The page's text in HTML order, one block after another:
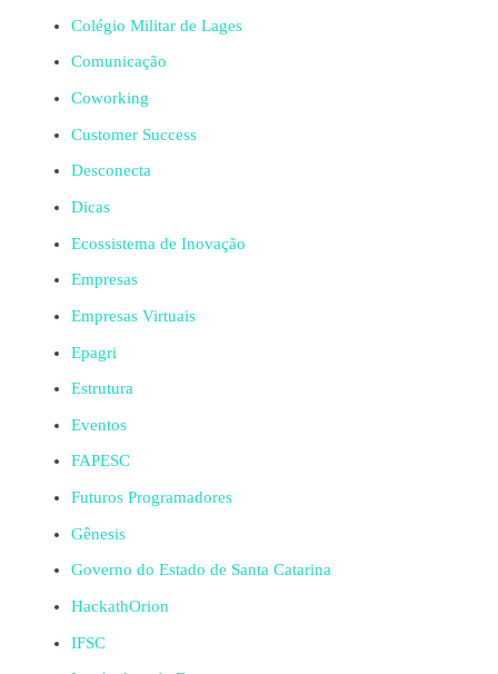
Colégio Militar de Lages
Comunicação
Coworking
Customer Success
Desconecta
Dicas
Ecossistema de Inovação
Empresas
Empresas Virtuais
Epagri
Estrutura
Eventos
FAPESC
Futuros Programadores
Gênesis
Governo do Estado de Santa Catarina
HackathOrion
IFSC